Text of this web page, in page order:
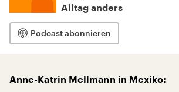
Alltag anders
Podcast abonnieren
Anne-Katrin Mellmann in Mexiko: